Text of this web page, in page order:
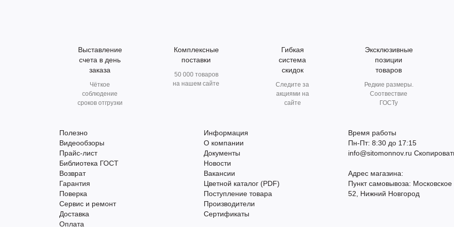
Выставление
счета в день
заказа
Чёткое
соблюдение
сроков отгрузки
Комплексные
поставки
50 000 товаров
на нашем сайте
Гибкая
система
скидок
Следите за
акциями на
сайте
Эксклюзивные
позиции
товаров
Редкие размеры.
Соотвествие
ГОСТу
Полезно
Видеообзоры
Прайс-лист
Библиотека ГОСТ
Возврат
Гарантия
Поверка
Сервис и ремонт
Доставка
Оплата
Информация
О компании
Документы
Новости
Вакансии
Цветной каталог (PDF)
Поступление товара
Производители
Сертификаты
Время работы
Пн-Пт: 8:30 до 17:15
info@sitomonnov.ru
Адрес магазина:
Пункт самовывоза:
52, Нижний Новгород